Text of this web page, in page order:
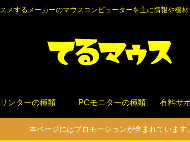
メするメーカーのマウスコンピューターを主に情報や機材
ンターの種類 PCモニターの種類 有料サ
本ページにはプロモーションが含まれています。